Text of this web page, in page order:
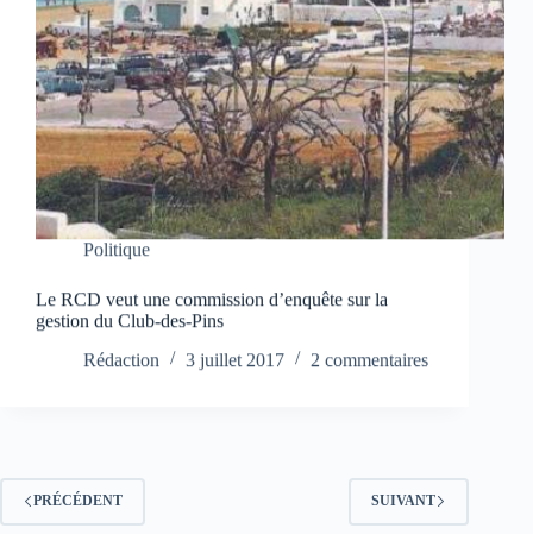
Politique
Le RCD veut une commission d’enquête sur la
gestion du Club-des-Pins
Rédaction
3 juillet 2017 2 commentaires
PRÉCÉDENT SUIVANT